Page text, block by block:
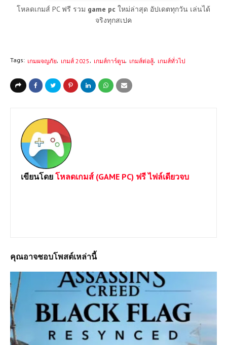
โหลดเกมส์ PC ฟรี รวม game pc ใหม่ล่าสุด อัปเดตทุกวัน เล่นได้
จริงทุกสเปค
Tags: เกมผจญภัย เกมส์ 2025 เกมส์การ์ตูน เกมส์ต่อสู้ เกมส์ทั่วไป
เขียนโดย โหลดเกมส์ (GAME PC) ฟรี ไฟล์เดียวจบ
คุณอาจชอบโพสต์เหล่านี้